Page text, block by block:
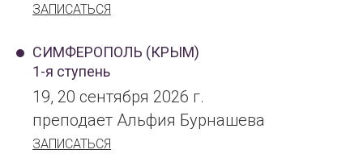
ЗАПИСАТЬСЯ
СИМФЕРОПОЛЬ (КРЫМ)
1-я ступень
19, 20 сентября 2026 г.
преподает Альфия Бурнашева
ЗАПИСАТЬСЯ